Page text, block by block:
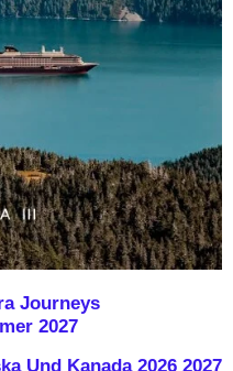
Journeys
2027
Und Kanada 2026 2027